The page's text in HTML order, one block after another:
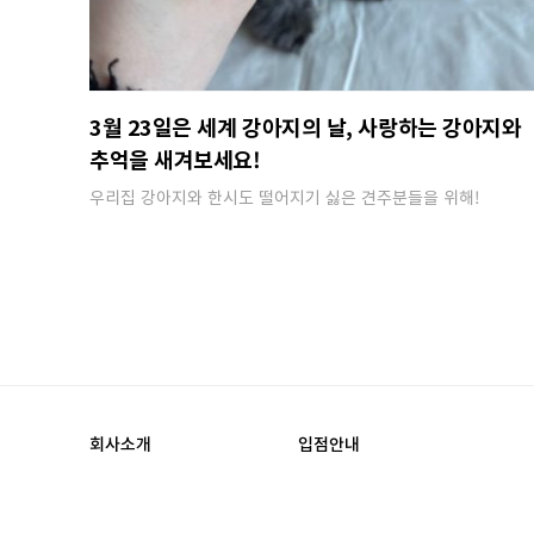
3월 23일은 세계 강아지의 날, 사랑하는 강아지와
추억을 새겨보세요!
우리집 강아지와 한시도 떨어지기 싫은 견주분들을 위해​!
회사소개 입점안내